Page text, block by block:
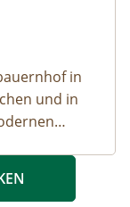
in
und in
unsere
vor